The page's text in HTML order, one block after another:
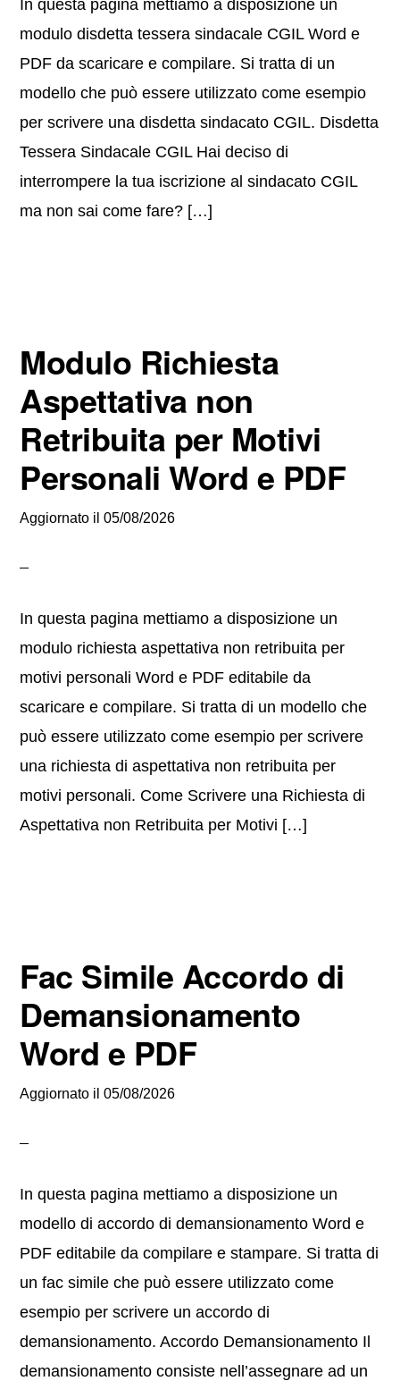
In questa pagina mettiamo a disposizione un
modulo disdetta tessera sindacale CGIL Word e
PDF da scaricare e compilare. Si tratta di un
modello che può essere utilizzato come esempio
per scrivere una disdetta sindacato CGIL. Disdetta
Tessera Sindacale CGIL Hai deciso di
interrompere la tua iscrizione al sindacato CGIL
ma non sai come fare? […]
Modulo Richiesta
Aspettativa non
Retribuita per Motivi
Personali Word e PDF
Aggiornato il05/08/2026
In questa pagina mettiamo a disposizione un
modulo richiesta aspettativa non retribuita per
motivi personali Word e PDF editabile da
scaricare e compilare. Si tratta di un modello che
può essere utilizzato come esempio per scrivere
una richiesta di aspettativa non retribuita per
motivi personali. Come Scrivere una Richiesta di
Aspettativa non Retribuita per Motivi […]
Fac Simile Accordo di
Demansionamento
Word e PDF
Aggiornato il05/08/2026
In questa pagina mettiamo a disposizione un
modello di accordo di demansionamento Word e
PDF editabile da compilare e stampare. Si tratta di
un fac simile che può essere utilizzato come
esempio per scrivere un accordo di
demansionamento. Accordo Demansionamento Il
demansionamento consiste nell’assegnare ad un